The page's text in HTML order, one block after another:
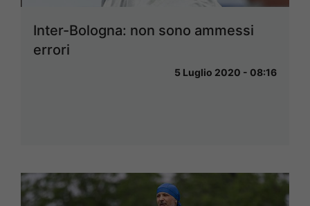
Inter-Bologna: non sono ammessi
errori
5 Luglio 2020 - 08:16